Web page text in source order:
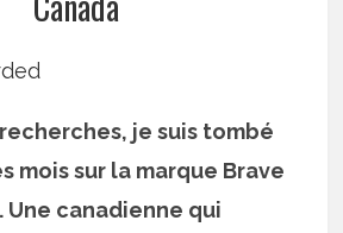
je suis tombé
mois sur la marque Brave
Une canadienne qui